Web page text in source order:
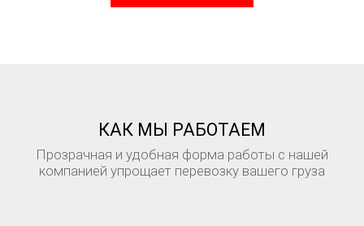
КАК МЫ РАБОТАЕМ
Прозрачная и удобная форма работы с нашей
компанией упрощает перевозку вашего груза